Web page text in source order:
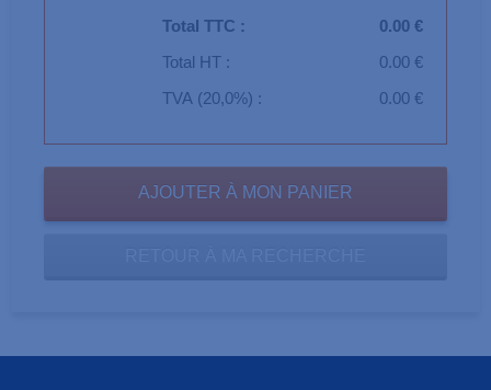
Total TTC :
0.00 €
Total HT :
0.00 €
TVA (20,0%) :
0.00 €